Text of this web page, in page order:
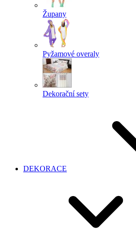
Župany
Pyžamové overaly
Dekorační sety
DEKORACE